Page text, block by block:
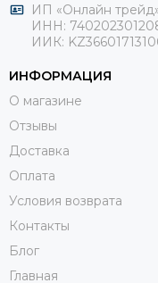
ИП «Онлайн
ИНН:
ИИК:
ИНФОРМАЦИЯ
О магазине
Отзывы
Доставка
Оплата
Условия возврата
Контакты
Блог
Главная